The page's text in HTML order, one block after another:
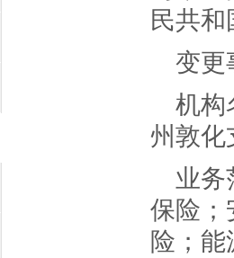
民共
变更
机构
州敦化
业务
保险；
险；